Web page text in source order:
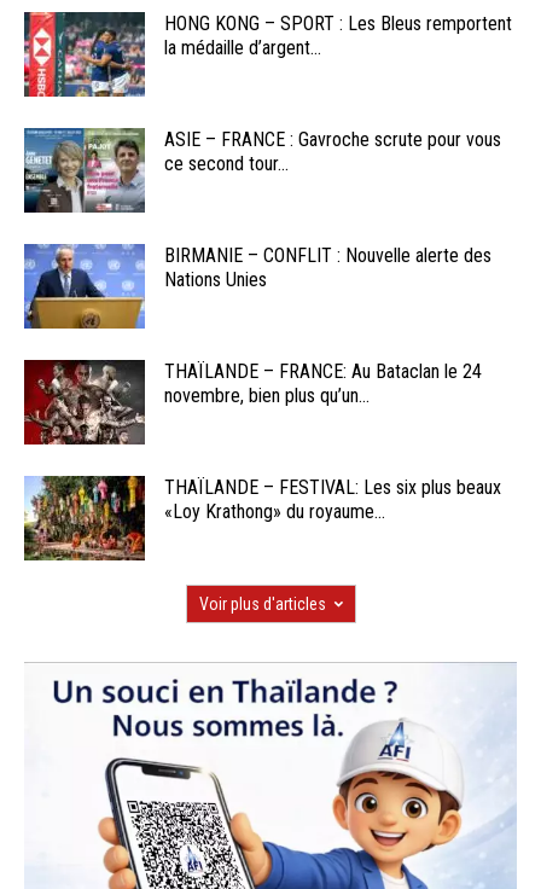
HONG KONG – SPORT : Les Bleus remportent
la médaille d’argent...
ASIE – FRANCE : Gavroche scrute pour vous
ce second tour...
BIRMANIE – CONFLIT : Nouvelle alerte des
Nations Unies
THAÏLANDE – FRANCE: Au Bataclan le 24
novembre, bien plus qu’un...
THAÏLANDE – FESTIVAL: Les six plus beaux
«Loy Krathong» du royaume...
Voir plus d'articles